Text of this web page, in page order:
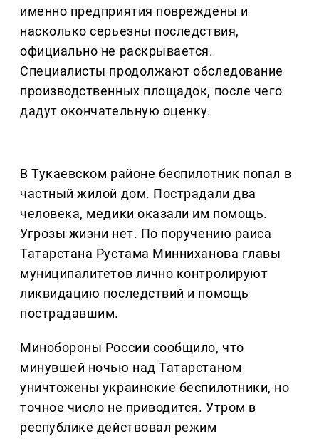
именно предприятия повреждены и
насколько серьезны последствия,
официально не раскрывается.
Специалисты продолжают обследование
производственных площадок, после чего
дадут окончательную оценку.
В Тукаевском районе беспилотник попал в
частный жилой дом. Пострадали два
человека, медики оказали им помощь.
Угрозы жизни нет. По поручению раиса
Татарстана Рустама Минниханова главы
муниципалитетов лично контролируют
ликвидацию последствий и помощь
пострадавшим.
Минобороны России сообщило, что
минувшей ночью над Татарстаном
уничтожены украинские беспилотники, но
точное число не приводится. Утром в
республике действовал режим